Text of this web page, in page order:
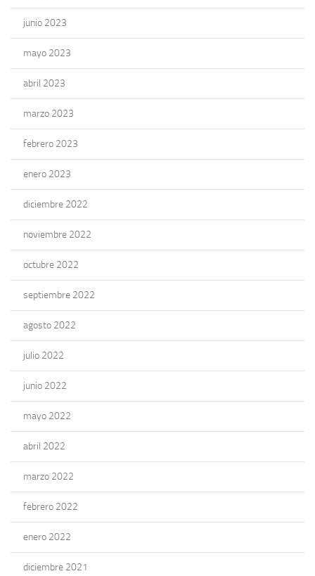
junio 2023
mayo 2023
abril 2023
marzo 2023
febrero 2023
enero 2023
diciembre 2022
noviembre 2022
octubre 2022
septiembre 2022
agosto 2022
julio 2022
junio 2022
mayo 2022
abril 2022
marzo 2022
febrero 2022
enero 2022
diciembre 2021